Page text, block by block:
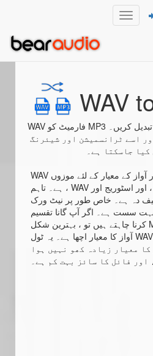
WAV
WAV فارمیٹ کو MP3 فارمیٹ میں تبدیل کریں۔ MP3 ایک مشہور
اسے ٹرانسمیشن اور شیئرنگ
کیا جاسکتا ہے۔
WAV فارمیٹ ترمیم ، پلے بیک ، اور آواز کے معیار کے لئے موزوں
ہے۔ تاہم ، WAV فائلیں بہت زیادہ ہیں ، اور اسٹوریج اور
دہ ہے۔ خاص طور پر نیٹ ورک
بہت سست ہے۔ اگر آپ گانا تقسیم
کرنا چاہتے ہیں تو ، بہترین شکل MP3 ہے۔ MP3 چھوٹا ہے اور
آواز کا معیار اچھا ہے۔ یہ ٹول WAV فائلوں کو MP3 فائلوں میں
معیار زیادہ کھو نہیں ہوا
اور فائل کا سائز بہت کم ہے۔